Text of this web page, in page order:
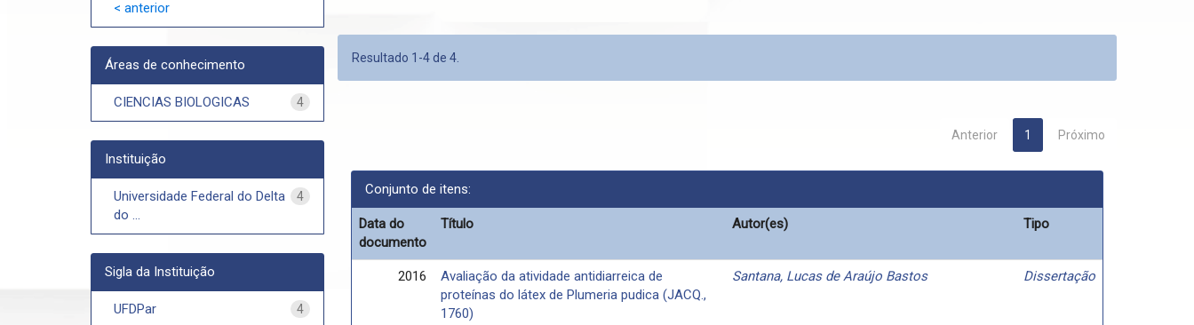
Resultado 1-4 de 4.
Anterior 1 Próximo
Conjunto de itens:
Data do
documento
Título Autor(es) Tipo
2016
Avaliação da atividade antidiarreica de
proteínas do látex de Plumeria pudica (JACQ.,
1760)
Santana, Lucas de Araújo Bastos Dissertação
< anterior
Áreas de conhecimento
4
CIENCIAS BIOLOGICAS
Instituição
4
Universidade Federal do Delta
do ...
Sigla da Instituição
4
UFDPar